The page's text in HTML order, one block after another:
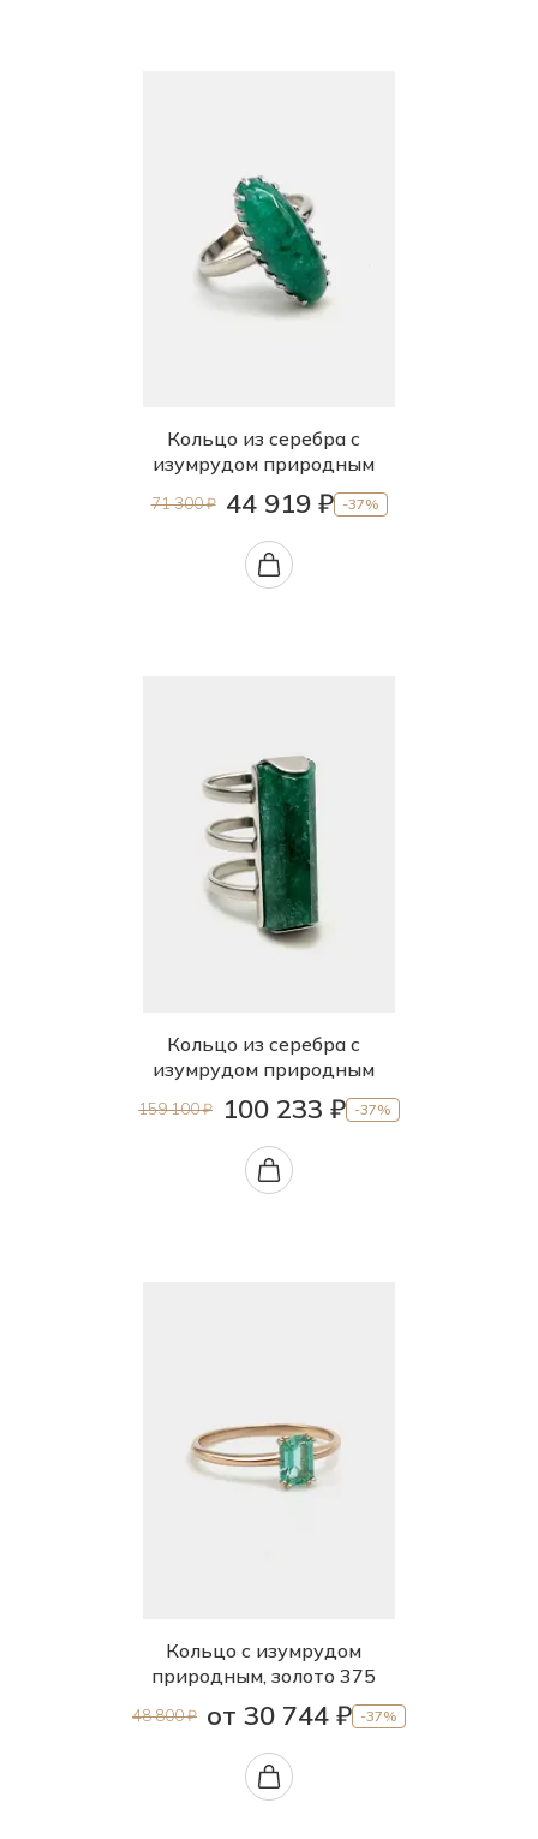
Кольцо из серебра с
изумрудом природным
71 300 ₽ 44 919 ₽ -37%
Кольцо из серебра с
изумрудом природным
159 100 ₽ 100 233 ₽ -37%
Кольцо с изумрудом
природным, золото 375
48 800 ₽ от 30 744 ₽ -37%